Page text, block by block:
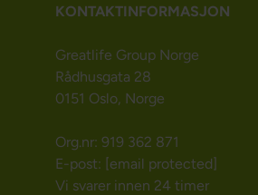
KONTAKTINFORMASJON
Greatlife Group Norge
Rådhusgata 28
0151 Oslo, Norge
Org.nr: 919 362 871
E-post: [email protected]
Vi svarer innen 24 timer